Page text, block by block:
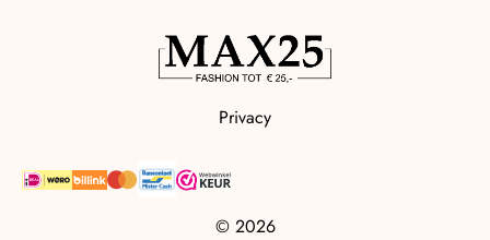
Privacy
© 2026